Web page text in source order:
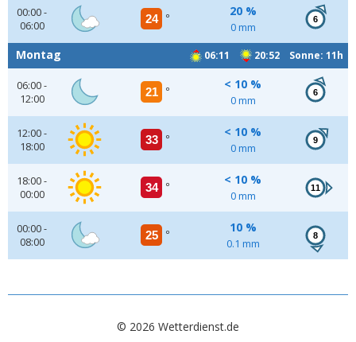
00:00 -
06:00
24 °
20 %
0 mm
6
06:11 20:52 Sonne: 11h
Montag
06:00 -
12:00
21 °
< 10 %
0 mm
6
12:00 -
18:00
33 °
< 10 %
0 mm
9
18:00 -
00:00
34 °
< 10 %
0 mm
11
00:00 -
08:00
25 °
10 %
0.1 mm
8
© 2026 Wetterdienst.de